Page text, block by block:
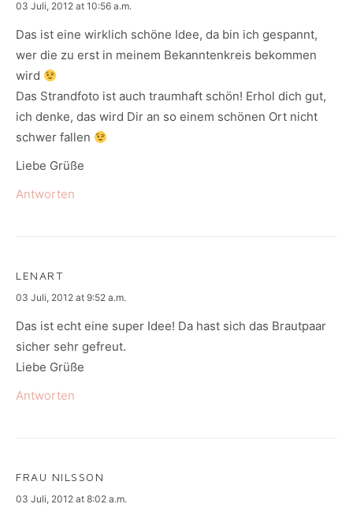
says:
03 Juli, 2012 at 10:56 a.m.
Das ist eine wirklich schöne Idee, da bin ich gespannt,
wer die zu erst in meinem Bekanntenkreis bekommen
wird
Das Strandfoto ist auch traumhaft schön! Erhol dich gut,
ich denke, das wird Dir an so einem schönen Ort nicht
schwer fallen
Liebe Grüße
Antworten
LENART
says:
03 Juli, 2012 at 9:52 a.m.
Das ist echt eine super Idee! Da hast sich das Brautpaar
sicher sehr gefreut.
Liebe Grüße
Antworten
FRAU NILSSON
says:
03 Juli, 2012 at 8:02 a.m.